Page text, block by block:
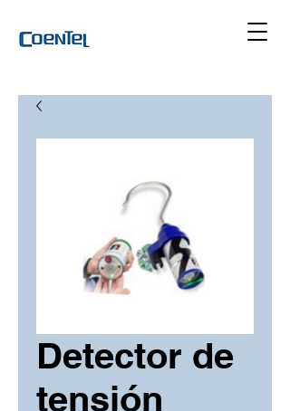
Detector de
tensión